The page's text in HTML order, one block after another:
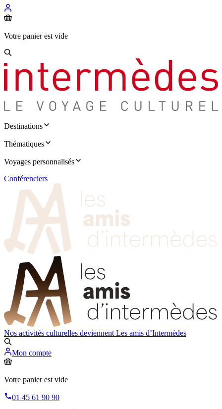
Votre panier est vide
Destinations
Thématiques
Voyages personnalisés
Conférenciers
Nos activités culturelles deviennent Les amis d’Intermèdes
Mon compte
Votre panier est vide
01 45 61 90 90